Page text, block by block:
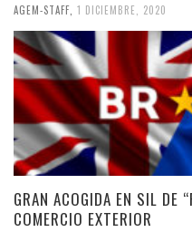
AGEM-STAFF 1 DICIEMBRE, 2020
GRAN ACOGIDA EN SIL DE
COMERCIO EXTERIOR